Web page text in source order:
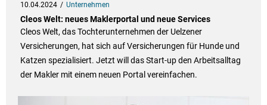
10.04.2024 Unternehmen
Cleos Welt: neues Maklerportal und neue Services
Cleos Welt, das Tochterunternehmen der Uelzener
Versicherungen, hat sich auf Versicherungen für Hunde und
Katzen spezialisiert. Jetzt will das Start-up den Arbeitsalltag
der Makler mit einem neuen Portal vereinfachen.